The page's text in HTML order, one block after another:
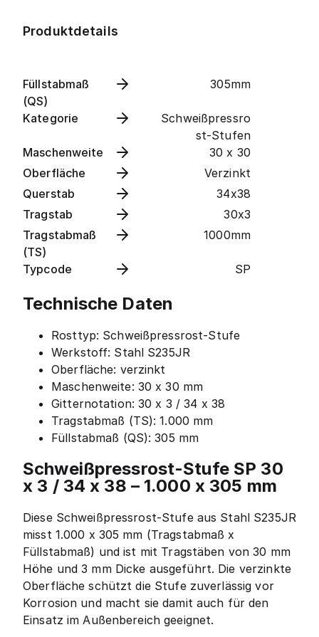
Produktdetails
Füllstabmaß
(QS)
305mm
Kategorie
Schweißpressro
st-Stufen
Maschenweite
30 x 30
Oberfläche
Verzinkt
Querstab
34x38
Tragstab
30x3
Tragstabmaß
(TS)
1000mm
Typcode SP
Technische Daten
Rosttyp: Schweißpressrost-Stufe
Werkstoff: Stahl S235JR
Oberfläche: verzinkt
Maschenweite: 30 x 30 mm
Gitternotation: 30 x 3 / 34 x 38
Tragstabmaß (TS): 1.000 mm
Füllstabmaß (QS): 305 mm
Schweißpressrost-Stufe SP 30
x 3 / 34 x 38 – 1.000 x 305 mm
Diese Schweißpressrost-Stufe aus Stahl S235JR
misst 1.000 x 305 mm (Tragstabmaß x
Füllstabmaß) und ist mit Tragstäben von 30 mm
Höhe und 3 mm Dicke ausgeführt. Die verzinkte
Oberfläche schützt die Stufe zuverlässig vor
Korrosion und macht sie damit auch für den
Einsatz im Außenbereich geeignet.